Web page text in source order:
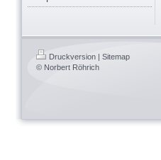
Druckversion | Sitemap
© Norbert Röhrich